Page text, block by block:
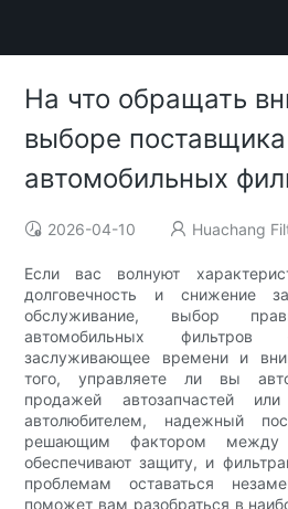
На что обращать
выборе поставщика
автомобильных
2026-04-10 Huachang
Если вас волнуют
долговечность и снижение
обслуживание, выбор
автомобильных
заслуживающее времени и
того, управляете ли вы
продажей автозапчастей
автолюбителем, надежный
решающим фактором между
обеспечивают защиту, и
проблемам оставаться
поможет вам разобраться в